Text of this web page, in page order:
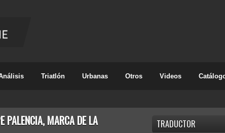
Triatlón Urbanas Otros Videos
PALENCIA, MARCA DE LA TRADUCTOR